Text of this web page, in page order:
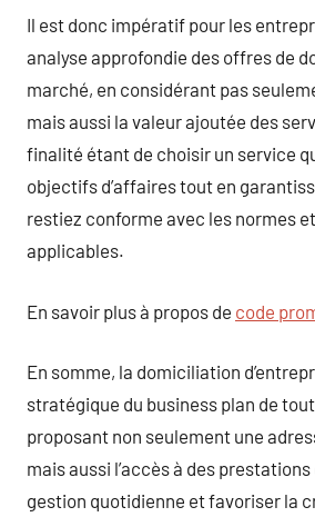
Il est donc impératif pour les
analyse approfondie des offres de
marché, en considérant pas
mais aussi la valeur ajoutée des
finalité étant de choisir un service
objectifs d’affaires tout en
restiez conforme avec les normes
applicables.
En savoir plus à propos de code
En somme, la domiciliation
stratégique du business plan de
proposant non seulement une
mais aussi l’accès à des
gestion quotidienne et favoriser la